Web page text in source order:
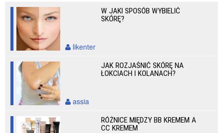
W JAKI SPOSÓB WYBIELIĆ
SKÓRĘ?
likenter
JAK ROZJAŚNIĆ SKÓRĘ NA
ŁOKCIACH I KOLANACH?
assia
RÓŻNICE MIĘDZY BB KREMEM A
CC KREMEM